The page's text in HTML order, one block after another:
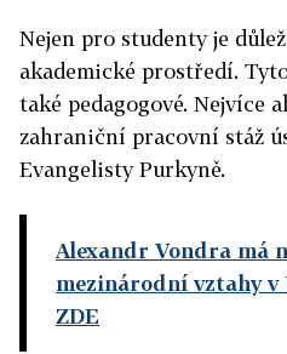
Nejen pro studenty je
akademické prostředí.
také pedagogové. Nejvíce
zahraniční pracovní stáž
Evangelisty Purkyně.
Alexandr Vondra má
mezinárodní vztahy v
ZDE